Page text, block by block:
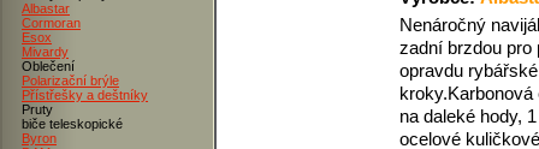
Albastar
Cormoran
Esox
Mivardy
Oblečení
Polarizační brýle
Přístřešky a deštníky
Pruty
biče teleskopické
Byron
Nenáročný
zadní brzdou pro
opravdu rybářské
na daleké hody, 1
ocelové kuličkové